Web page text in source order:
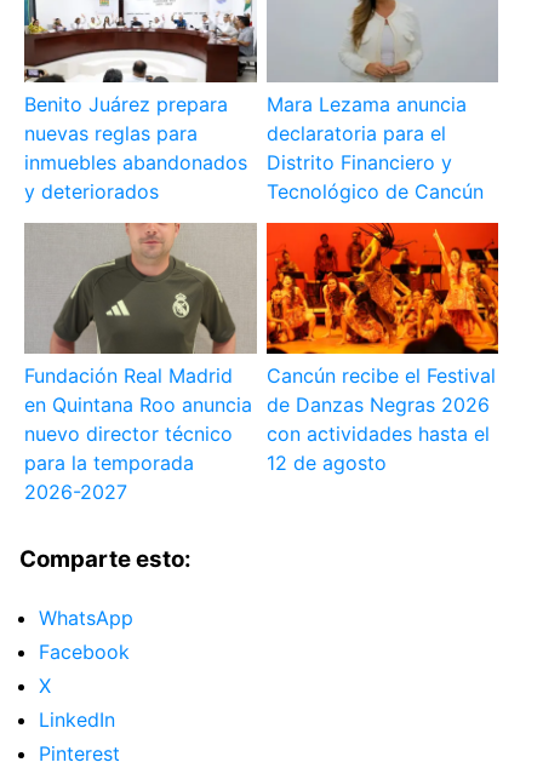
Benito Juárez prepara
nuevas reglas para
inmuebles abandonados
y deteriorados
Mara Lezama anuncia
declaratoria para el
Distrito Financiero y
Tecnológico de Cancún
Fundación Real Madrid
en Quintana Roo anuncia
nuevo director técnico
para la temporada
2026-2027
Cancún recibe el Festival
de Danzas Negras 2026
con actividades hasta el
12 de agosto
Comparte esto:
WhatsApp
Facebook
X
LinkedIn
Pinterest